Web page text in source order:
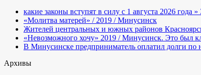
какие законы вступят в силу с 1 августа 2026 года »
«Молитва матерей» / 2019 / Минусинск
Жителей центральных и южных районов
«Невозможного хочу» 2019 / Минусинск. Это был
В Минусинске предприниматель оплатил долги по
Архивы